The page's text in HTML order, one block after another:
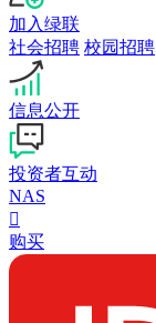
加入绿联
社会招聘 校园招聘
信息公开
投资者互动
NAS

购买